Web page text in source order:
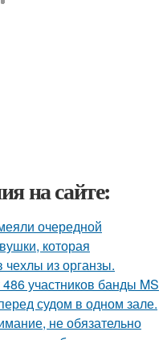
на сайте:
очередной
которая
из органзы.
участников банды MS
судом в одном зале.
не обязательно